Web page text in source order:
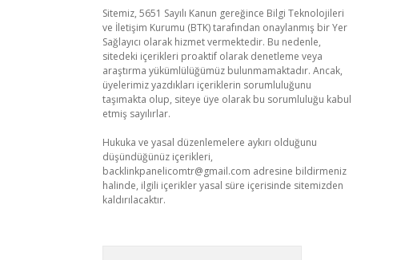
Sitemiz, 5651 Sayılı Kanun gereğince Bilgi Teknolojileri
ve İletişim Kurumu (BTK) tarafından onaylanmış bir Yer
Sağlayıcı olarak hizmet vermektedir. Bu nedenle,
sitedeki içerikleri proaktif olarak denetleme veya
araştırma yükümlülüğümüz bulunmamaktadır. Ancak,
üyelerimiz yazdıkları içeriklerin sorumluluğunu
taşımakta olup, siteye üye olarak bu sorumluluğu kabul
etmiş sayılırlar.
Hukuka ve yasal düzenlemelere aykırı olduğunu
düşündüğünüz içerikleri,
backlinkpanelicomtr@gmail.com adresine bildirmeniz
halinde, ilgili içerikler yasal süre içerisinde sitemizden
kaldırılacaktır.